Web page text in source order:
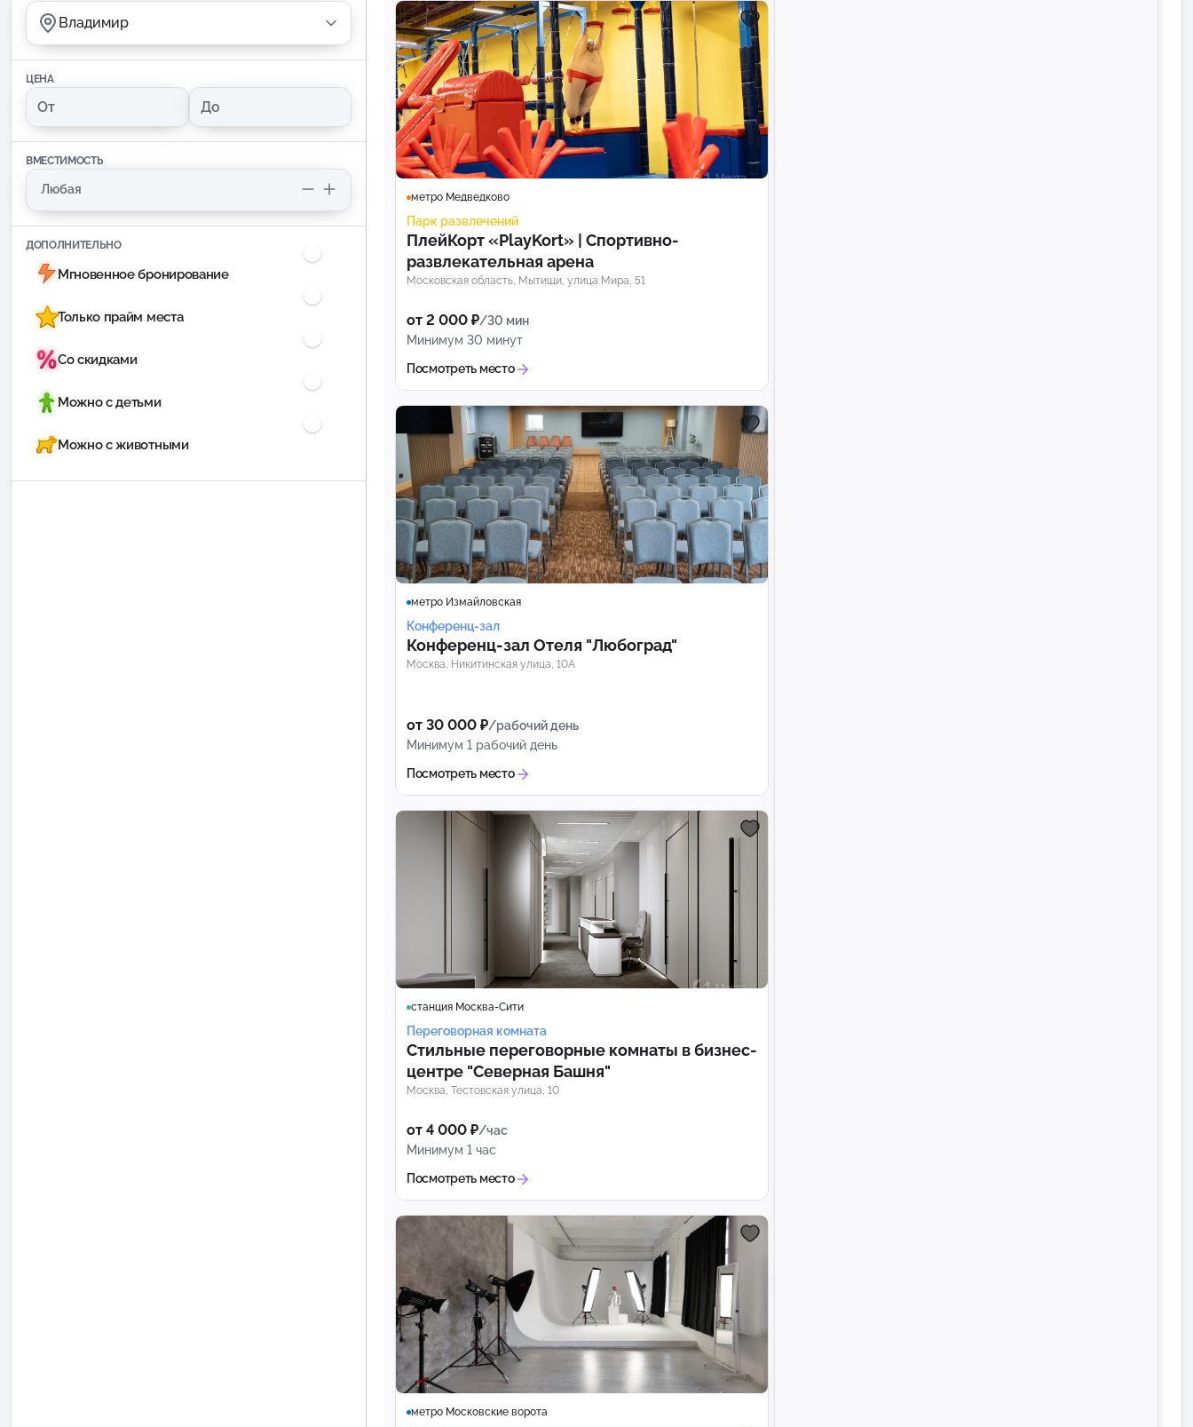
Владимир
ЦЕНА
ВМЕСТИМОСТЬ
ДОПОЛНИТЕЛЬНО
Мгновенное бронирование
Только прайм места
Со скидками
Можно с детьми
Можно с животными
метро Медведково
Парк развлечений
ПлейКорт «PlayKort» | Спортивно-
развлекательная арена
Московская область, Мытищи, улица Мира, 51
от 2 000 ₽/30 мин
Минимум 30 минут
Посмотреть место
метро Измайловская
Конференц-зал
Конференц‑зал Отеля "Любоград"
Москва, Никитинская улица, 10А
от 30 000 ₽/рабочий день
Минимум 1 рабочий день
Посмотреть место
станция Москва-Сити
Переговорная комната
Стильные переговорные комнаты в бизнес-
центре "Северная Башня"
Москва, Тестовская улица, 10
от 4 000 ₽/час
Минимум 1 час
Посмотреть место
метро Московские ворота